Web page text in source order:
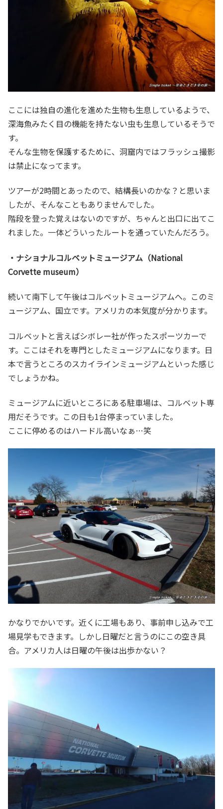
ここには独自の進化を進めた生物も生息しているようで、
深海魚みたく目の機能を持たない虫も生息しているそうで
す。
そんな生物を保護するために、洞窟内ではフラッシュ撮影
は禁止になってます。
ツアーが2時間とあったので、結構長いのかな？と思いま
したが、そんなこともありませんでした。
階段を登った覚えはないのですが、ちゃんと出口に出てこ
れました。一体どういったルートを通っていたんだろう。
・ナショナルコルベットミュージアム（National
Corvette museum）
続いて南下して午後はコルベットミュージアムへ。このミ
ュージアム、国立です。アメリカの本気度が分かります。
コルベットと言えばシボレー社が作ったスポーツカーで
す。ここはそれを専門としたミュージアムになります。日
本で言うところのスカイラインミュージアムといった感じ
でしょうかね。
ミュージアムに近いところにある駐車場は、コルベット専
用だそうです。この日も1台停まっていました。
ここに停めるのはハードル高いなぁ…笑
かなりでかいです。近くに工場もあり、事前申し込みで工
場見学もできます。しかし日曜だと言うのにこの空き具
合。アメリカ人は日曜の午後は出歩かない？